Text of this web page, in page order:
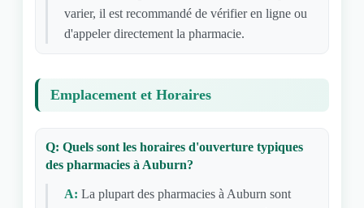
varier, il est recommandé de vérifier en ligne ou
d'appeler directement la pharmacie.
Emplacement et Horaires
Q: Quels sont les horaires d'ouverture typiques
des pharmacies à Auburn?
A: La plupart des pharmacies à Auburn sont